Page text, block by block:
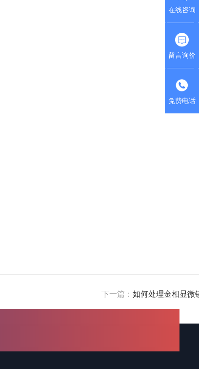
下一篇： 如何处理金相显微
在线咨询
留言询价
免费电话